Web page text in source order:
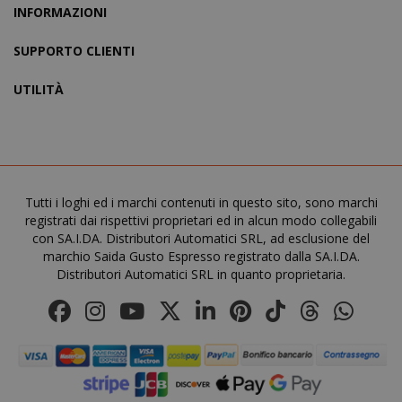
INFORMAZIONI
SUPPORTO CLIENTI
UTILITÀ
Tutti i loghi ed i marchi contenuti in questo sito, sono marchi
registrati dai rispettivi proprietari ed in alcun modo collegabili
con SA.I.DA. Distributori Automatici SRL, ad esclusione del
marchio Saida Gusto Espresso registrato dalla SA.I.DA.
Distributori Automatici SRL in quanto proprietaria.
X-Magento-Vary
product_data_storage